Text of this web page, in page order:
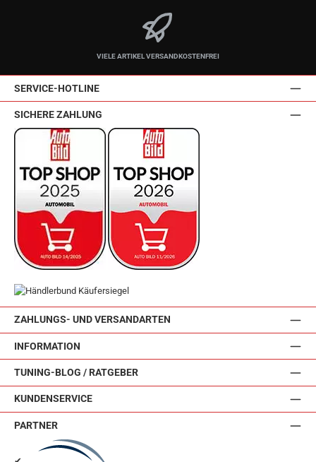
VIELE ARTIKEL VERSANDKOSTENFREI
SERVICE-HOTLINE
ZAHLUNGS- UND VERSANDARTEN
INFORMATION
TUNING-BLOG / RATGEBER
KUNDENSERVICE
SICHERE ZAHLUNG
PARTNER